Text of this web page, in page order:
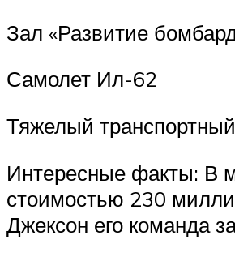
Зал «Развитие
Самолет Ил-62
Тяжелый
Интересные факты: В
стоимостью 230
Джексон его команда